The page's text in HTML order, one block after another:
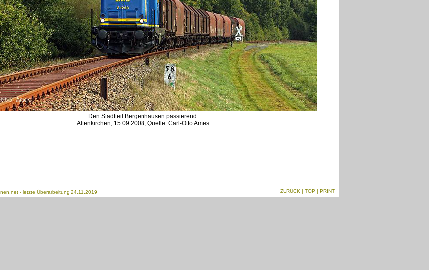
Den Stadtteil Bergenhausen passierend.
Altenkirchen, 15.09.2008, Quelle: Carl-Otto Ames
- letzte Überarbeitung 24.11.2019 ZURÜCK | TOP | PRINT